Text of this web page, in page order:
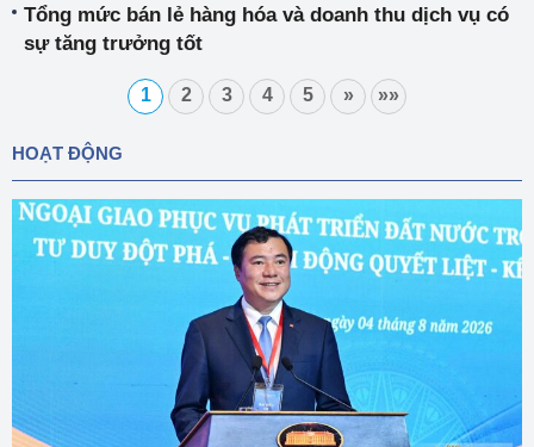
Tổng mức bán lẻ hàng hóa và doanh thu dịch vụ có
sự tăng trưởng tốt
1 2 3 4 5 » »»
HOẠT ĐỘNG